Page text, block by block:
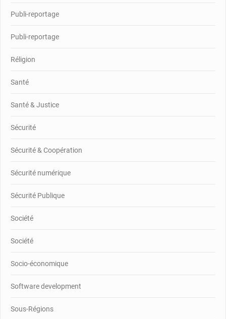
Publi-reportage
Publi-reportage
Réligion
Santé
Santé & Justice
Sécurité
Sécurité & Coopération
Sécurité numérique
Sécurité Publique
Société
Société
Socio-économique
Software development
Sous-Régions